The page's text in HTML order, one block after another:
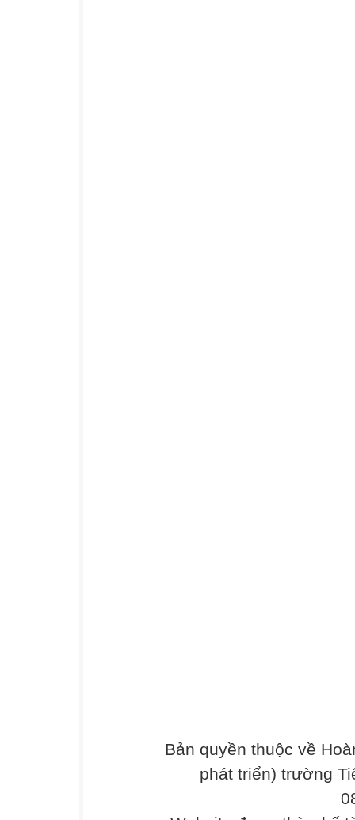
Bản quyền thuộc về
phát triển) trường